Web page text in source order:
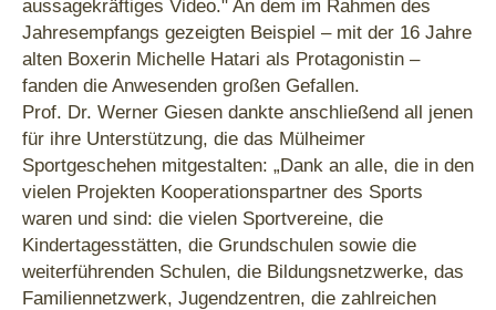
aussagekräftiges Video." An dem im Rahmen des
Jahresempfangs gezeigten Beispiel – mit der 16 Jahre
alten Boxerin Michelle Hatari als Protagonistin –
fanden die Anwesenden großen Gefallen.
Prof. Dr. Werner Giesen dankte anschließend all jenen
für ihre Unterstützung, die das Mülheimer
Sportgeschehen mitgestalten: „Dank an alle, die in den
vielen Projekten Kooperationspartner des Sports
waren und sind: die vielen Sportvereine, die
Kindertagesstätten, die Grundschulen sowie die
weiterführenden Schulen, die Bildungsnetzwerke, das
Familiennetzwerk, Jugendzentren, die zahlreichen